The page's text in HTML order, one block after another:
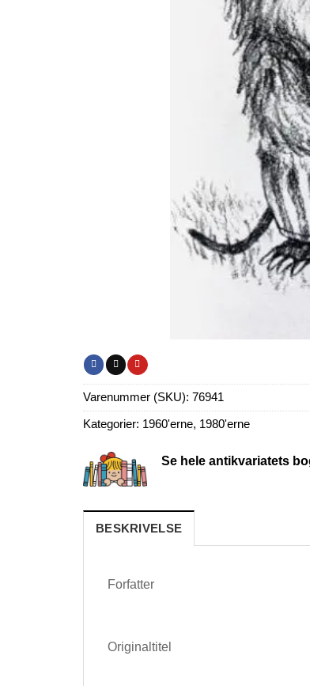
Varenummer (SKU): 76941
Kategorier: 1960'erne, 1980'erne
Se hele antikvariatets
BESKRIVELSE
Forfatter
Originaltitel